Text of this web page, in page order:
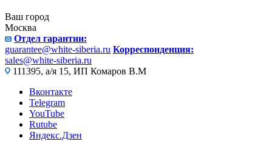
Ваш город
Москва
Отдел гарантии:
guarantee@white-siberia.ru Корреспонденция:
sales@white-siberia.ru
111395, а/я 15, ИП Комаров В.М
Вконтакте
Telegram
YouTube
Rutube
Яндекс.Дзен